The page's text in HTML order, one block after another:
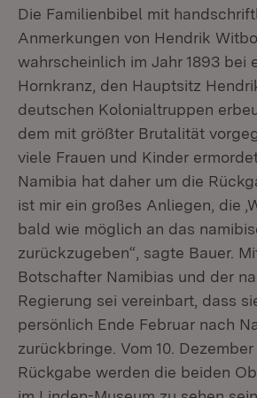
Die Familienbibel mit
Anmerkungen von Hendrik
wahrscheinlich im Jahr 1893 bei
Hornkranz, den Hauptsitz
deutschen Kolonialtruppen
dem mit größter Brutalität
viele Frauen und Kinder
Namibia hat daher um die
ist mir ein großes Anliegen, die
bald wie möglich an das
zurückzugeben“, sagte Bauer.
Botschafter Namibias und der
Regierung sei vereinbart, dass
persönlich Ende Februar nach
zurückbringe. Vom 10.
Rückgabe werden die beiden